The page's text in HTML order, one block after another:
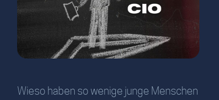
Wieso haben so wenige junge Menschen